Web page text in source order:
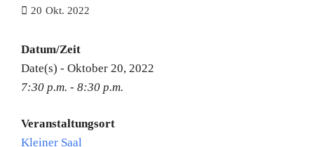
20 Okt. 2022
Datum/Zeit
Date(s) - Oktober 20, 2022
7:30 p.m. - 8:30 p.m.
Veranstaltungsort
Kleiner Saal